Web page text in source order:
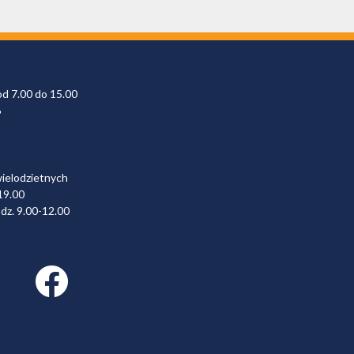
7.00 do 15.00
9.00-12.00
Facebook link